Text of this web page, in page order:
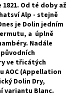
Od té doby až
Alp - stejně
je Dolin jedním
a úplně
Nadále
ve třicátých
AOC (Appellation
Dolin Dry,
variantu Blanc.